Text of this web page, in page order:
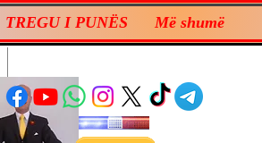
TREGU I PUNËS Më shumë